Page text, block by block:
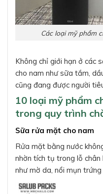
Các loại mỹ phẩm
Không chỉ giới hạn ở các
cho nam như sữa tắm,
cũng đang được người
10 loại mỹ phẩm
trong quy trình
Sữa rửa mặt cho nam
Rửa mặt bằng nước
nhờn tích tụ trong lỗ
như mờ da, nổi mụn